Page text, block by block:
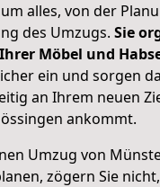
alles, von der
des Umzugs. Sie
Möbel und
ein und sorgen
an Ihrem neuen
ankommt.
Umzug von
zögern Sie